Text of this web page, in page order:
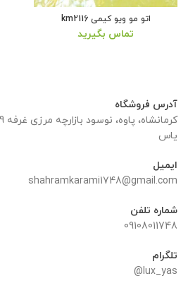
اتو مو ویو کیمی km2116
تماس بگیرید
آدرس فروشگاه
یاس
ایمیل
shahramkarami1748@gmail.com
شماره تلفن
09108011748
تلگرام
lux_yas@